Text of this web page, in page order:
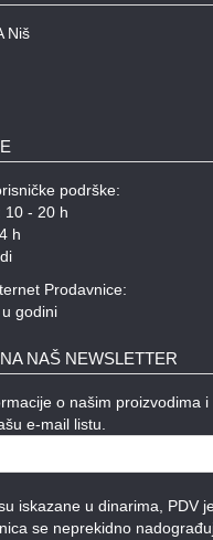
Niš
podrške:
10 - 20 h
h
Prodavnice:
godini
NAŠ NEWSLETTER
o našim proizvodima i
e-mail listu.
iskazane u dinarima, PDV
se neprekidno